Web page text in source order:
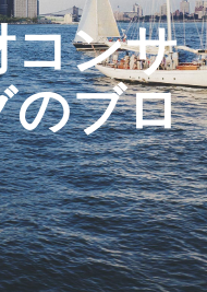
コンサ
のブロ